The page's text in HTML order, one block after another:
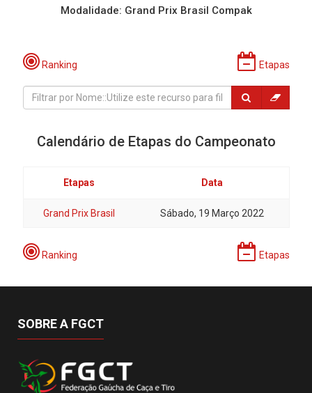
Modalidade: Grand Prix Brasil Compak
Ranking Etapas
Calendário de Etapas do Campeonato
Etapas Data
Grand Prix Brasil Sábado, 19 Março 2022
Ranking Etapas
SOBRE A FGCT